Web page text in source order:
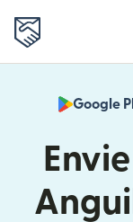
Google